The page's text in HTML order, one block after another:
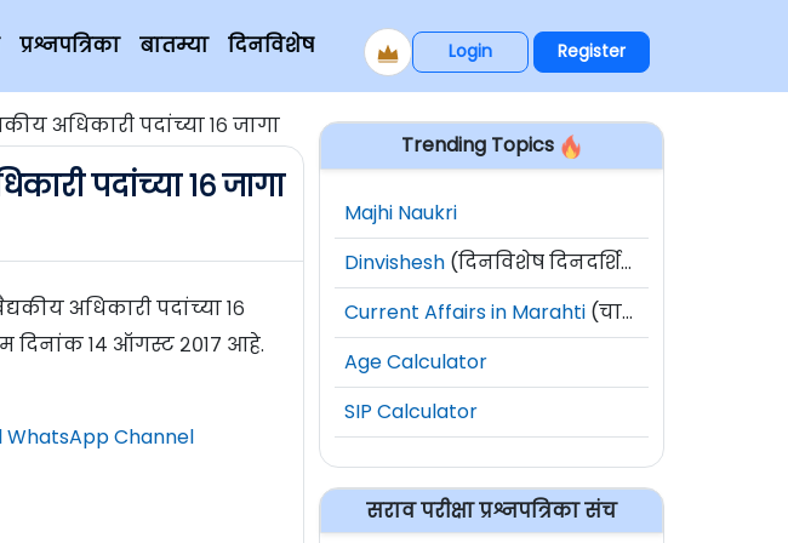
प्रश्नपत्रिका बातम्या दिनविशेष Login Register
अधिकारी पदांच्या १६ जागा
पदांच्या १६ जागा
अधिकारी पदांच्या १६
दिनांक १४ ऑगस्ट २०१७ आहे.
WhatsApp Channel
Trending Topics
Majhi Naukri
Dinvishesh (दिनविशेष दिनदर्शिका)
Current Affairs in Marahti (चालू घडामोडी)
Age Calculator
SIP Calculator
सराव परीक्षा प्रश्नपत्रिका संच